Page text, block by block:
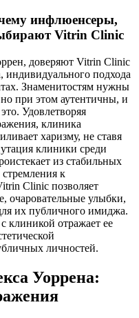
инфлюенсеры,
Vitrin Clinic
доверяют Vitrin Clinic
индивидуального подхода
Знаменитостям нужны
при этом аутентичны, и
Удовлетворяя
клиника
харизму, не ставя
клиники среди
из стабильных
стремления к
Clinic позволяет
очаровательные улыбки,
их публичного имиджа.
клиникой отражает ее
личностей.
Уоррена: